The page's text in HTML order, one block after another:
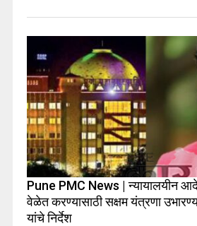
Pune PMC News | न्यायालयीन
वेळेत करण्यासाठी सक्षम यंत्रणा
यांचे निर्देश